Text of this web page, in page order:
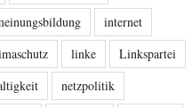
internet
linke
Linkspartei
netzpolitik